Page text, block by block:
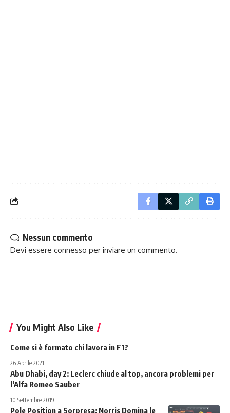
Nessun commento
Devi essere connesso per inviare un commento.
You Might Also Like
Come si è formato chi lavora in F1?
26 Aprile 2021
Abu Dhabi, day 2: Leclerc chiude al top, ancora problemi per
l’Alfa Romeo Sauber
10 Settembre 2019
Pole Position a Sorpresa: Norris Domina le